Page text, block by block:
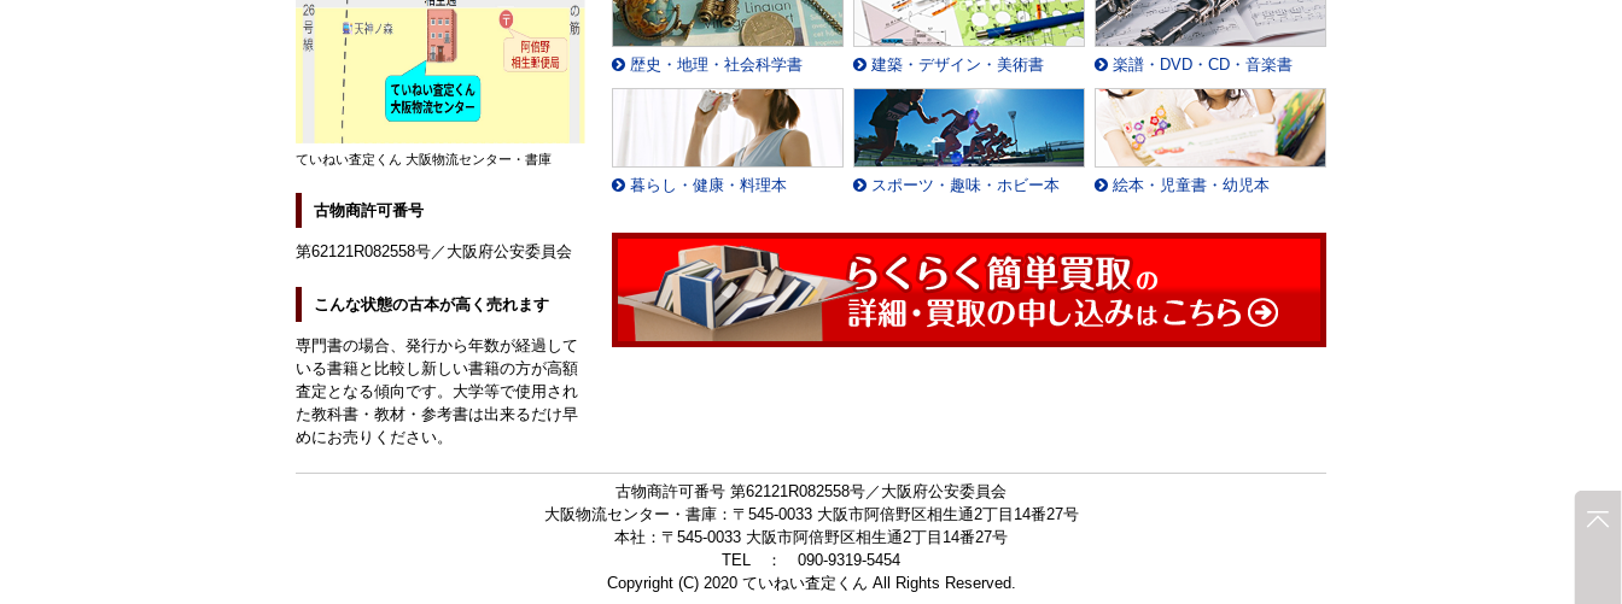
歴史・地理・社会科学書 建築・デザイン・美術書 楽譜・DVD・CD・音楽書
暮らし・健康・料理本 スポーツ・趣味・ホビー本 絵本・児童書・幼児本
ていねい査定くん 大阪物流センター・書庫
古物商許可番号
第62121R082558号／大阪府公安委員会
こんな状態の古本が高く売れます
専門書の場合、発行から年数が経過して
いる書籍と比較し新しい書籍の方が高額
査定となる傾向です。大学等で使用され
た教科書・教材・参考書は出来るだけ早
めにお売りください。
古物商許可番号 第62121R082558号／大阪府公安委員会
大阪物流センター・書庫：〒545-0033 大阪市阿倍野区相生通2丁目14番27号
本社：〒545-0033 大阪市阿倍野区相生通2丁目14番27号
TEL ： 090-9319-5454
Copyright (C) 2020 ていねい査定くん All Rights Reserved.